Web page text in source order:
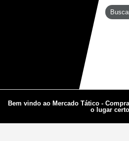
Bem vindo ao Mercado Tático -
o lugar